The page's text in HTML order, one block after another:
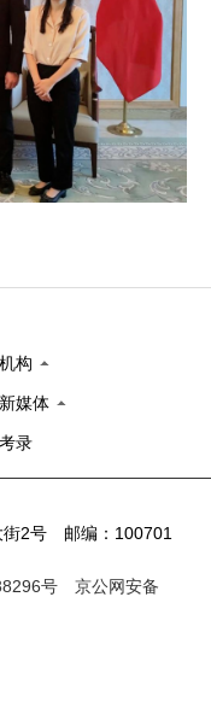
构
媒体
录
街2号 邮编：100701
号
京公网安备